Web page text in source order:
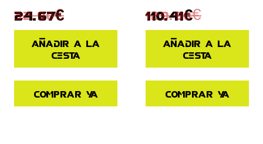
32.90€
24.67€
Añadir a la
cesta
Comprar ya
129.90€
110.41€
Añadir a la
cesta
Comprar ya